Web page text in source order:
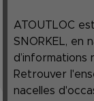
ATOUTLOC
SNORKEL, en
d’informations
Retrouver
nacelles